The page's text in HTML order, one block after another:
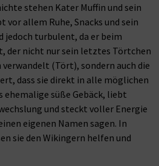
stehen Kater Muffin und sein
allem Ruhe, Snacks und sein
jedoch turbulent, da er beim
der nicht nur sein letztes Törtchen
(Tört), sondern auch die
dass sie direkt in alle möglichen
süße Gebäck, liebt
und steckt voller Energie
eigenen Namen sagen. In
sie den Wikingern helfen und